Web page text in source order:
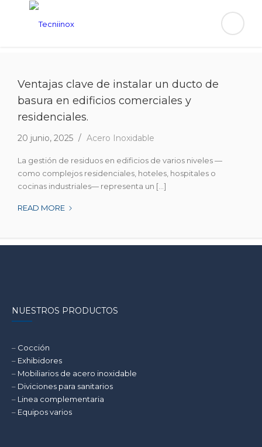
Ventajas clave de instalar un ducto de
basura en edificios comerciales y
residenciales.
20 junio, 2025 Acero Inoxidable
La gestión de residuos en edificios de varios niveles —
como complejos residenciales, hoteles, hospitales o
cocinas industriales— representa un [...]
READ MORE
INSTALAR
EN
NUESTROS PRODUCTOS
– Cocción
– Exhibidores
– Mobiliarios de acero inoxidable
– Diviciones para sanitarios
– Linea complementaria
– Equipos varios